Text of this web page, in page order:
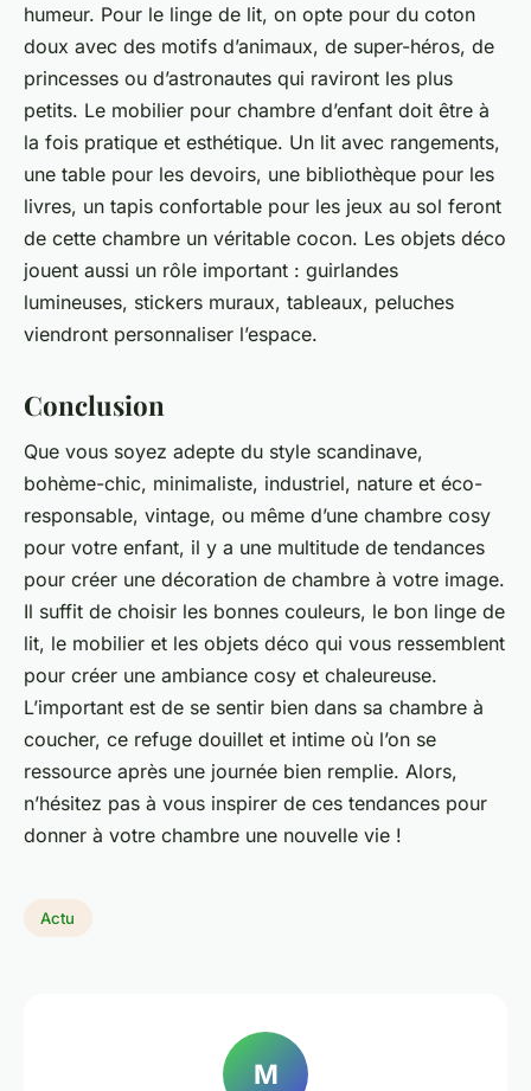
humeur. Pour le linge de lit, on opte pour du coton
doux avec des motifs d’animaux, de super-héros, de
princesses ou d’astronautes qui raviront les plus
petits. Le mobilier pour chambre d’enfant doit être à
la fois pratique et esthétique. Un lit avec rangements,
une table pour les devoirs, une bibliothèque pour les
livres, un tapis confortable pour les jeux au sol feront
de cette chambre un véritable cocon. Les objets déco
jouent aussi un rôle important : guirlandes
lumineuses, stickers muraux, tableaux, peluches
viendront personnaliser l’espace.
Conclusion
Que vous soyez adepte du style scandinave,
bohème-chic, minimaliste, industriel, nature et éco-
responsable, vintage, ou même d’une chambre cosy
pour votre enfant, il y a une multitude de tendances
pour créer une décoration de chambre à votre image.
Il suffit de choisir les bonnes couleurs, le bon linge de
lit, le mobilier et les objets déco qui vous ressemblent
pour créer une ambiance cosy et chaleureuse.
L’important est de se sentir bien dans sa chambre à
coucher, ce refuge douillet et intime où l’on se
ressource après une journée bien remplie. Alors,
n’hésitez pas à vous inspirer de ces tendances pour
donner à votre chambre une nouvelle vie !
Actu
M